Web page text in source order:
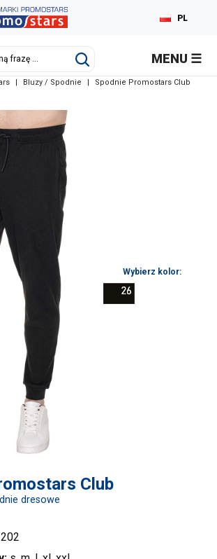
PL
DE
RU
MENU
| Bluzy / Spodnie | Spodnie Promostars Club
Club
dresowe
Wybierz kolor: